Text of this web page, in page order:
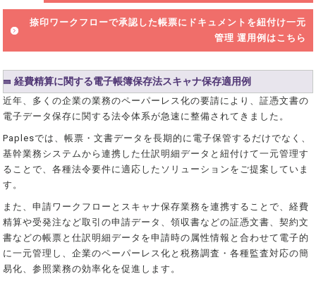
捺印ワークフローで承認した帳票にドキュメントを紐付け一元
管理 運用例はこちら
経費精算に関する電子帳簿保存法スキャナ保存適用例
近年、多くの企業の業務のペーパーレス化の要請により、証憑文書の
電子データ保存に関する法令体系が急速に整備されてきました。
Paplesでは、帳票・文書データを長期的に電子保管するだけでなく、
基幹業務システムから連携した仕訳明細データと紐付けて一元管理す
ることで、各種法令要件に適応したソリューションをご提案していま
す。
また、申請ワークフローとスキャナ保存業務を連携することで、経費
精算や受発注など取引の申請データ、領収書などの証憑文書、契約文
書などの帳票と仕訳明細データを申請時の属性情報と合わせて電子的
に一元管理し、企業のペーパーレス化と税務調査・各種監査対応の簡
易化、参照業務の効率化を促進します。